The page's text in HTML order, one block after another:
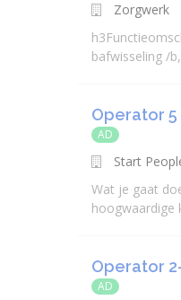
Zorgwerk
bafwisseling /
Operator
AD
Start
Wat je gaat
hoogwaardige
Operator
AD